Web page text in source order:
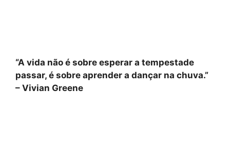
“A vida não é sobre esperar a tempestade
passar, é sobre aprender a dançar na chuva.”
– Vivian Greene